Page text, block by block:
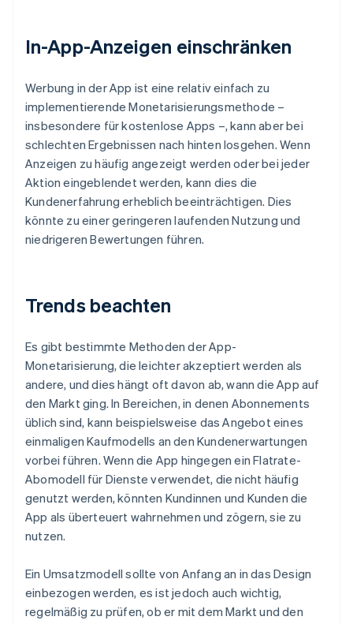
In-App-Anzeigen einschränken
Werbung in der App ist eine relativ einfach zu
implementierende Monetarisierungsmethode –
insbesondere für kostenlose Apps –, kann aber bei
schlechten Ergebnissen nach hinten losgehen. Wenn
Anzeigen zu häufig angezeigt werden oder bei jeder
Aktion eingeblendet werden, kann dies die
Kundenerfahrung erheblich beeinträchtigen. Dies
könnte zu einer geringeren laufenden Nutzung und
niedrigeren Bewertungen führen.
Trends beachten
Es gibt bestimmte Methoden der App-
Monetarisierung, die leichter akzeptiert werden als
andere, und dies hängt oft davon ab, wann die App auf
den Markt ging. In Bereichen, in denen Abonnements
üblich sind, kann beispielsweise das Angebot eines
einmaligen Kaufmodells an den Kundenerwartungen
vorbei führen. Wenn die App hingegen ein Flatrate-
Abomodell für Dienste verwendet, die nicht häufig
genutzt werden, könnten Kundinnen und Kunden die
App als überteuert wahrnehmen und zögern, sie zu
nutzen.
Ein Umsatzmodell sollte von Anfang an in das Design
einbezogen werden, es ist jedoch auch wichtig,
regelmäßig zu prüfen, ob er mit dem Markt und den